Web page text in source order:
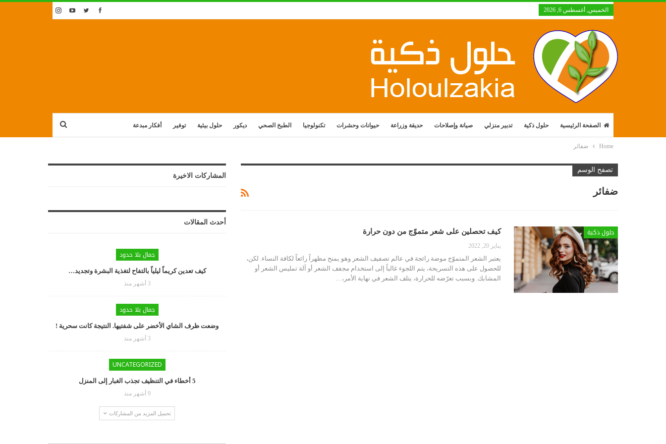
الخميس, أغسطس 6, 2026
الصفحة الرئيسية حلول ذكية تدبير منزلي صيانة وإصلاحات حديقة وزراعة حيوانات وحشرات تكنولوجيا الطبخ الصحي ديكور حلول بيئية توفير أفكار مبدعة
Home ضفائر
تصفح الوسم
ضفائر
حلول ذكية كيف تحصلين على شعر متموّج من دون حرارة
يناير 20, 2022
يعتبر الشعر المتموّج موضة رائجة في عالم تصفيف الشعر وهو يمنح مظهراً رائعاً لكافة النساء. لكن،
للحصول على هذه التسريحة، يتم اللجوء غالباً إلى استخدام مجفف الشعر أو آلة تمليس الشعر أو
المشابك. وبسبب تعرّضه للحرارة، يتلف الشعر في نهاية الأمر،
المشاركات الاخيرة
أحدث المقالات
جمال بلا حدود
كيف تعدين كريماً ليلياً بالتفاح لتغذية البشرة وتجديد…
3 أشهر منذ
جمال بلا حدود
وضعت ظرف الشاي الأخضر على شفتيها. النتيجة كانت سحرية !
3 أشهر منذ
UNCATEGORIZED
5 أخطاء في التنظيف تجذب الغبار إلى المنزل
9 أشهر منذ
تحميل المزيد من المشاركات